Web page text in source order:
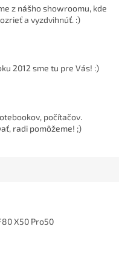
z nášho showroomu, kde
a vyzdvihnúť. :)
2012 sme tu pre Vás! :)
počítačov.
radi pomôžeme! ;)
X50 Pro50